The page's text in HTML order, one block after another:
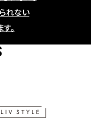
れない
。